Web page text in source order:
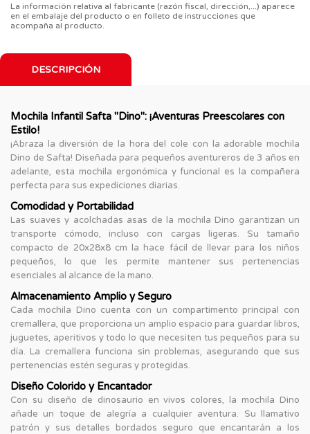
La información relativa al fabricante (razón fiscal, dirección,...) aparece
en el embalaje del producto o en folleto de instrucciones que
acompaña al producto.
DESCRIPCIÓN
Mochila Infantil Safta "Dino": ¡Aventuras Preescolares con
Estilo!
¡Abraza la diversión de la hora del cole con la adorable mochila
Dino de Safta! Diseñada para pequeños aventureros de 3 años en
adelante, esta mochila ergonómica y funcional es la compañera
perfecta para sus expediciones diarias.
Comodidad y Portabilidad
Las suaves y acolchadas asas de la mochila Dino garantizan un
transporte cómodo, incluso con cargas ligeras. Su tamaño
compacto de 20x28x8 cm la hace fácil de llevar para los niños
pequeños, lo que les permite mantener sus pertenencias
esenciales al alcance de la mano.
Almacenamiento Amplio y Seguro
Cada mochila Dino cuenta con un compartimento principal con
cremallera, que proporciona un amplio espacio para guardar libros,
juguetes, aperitivos y todo lo que necesiten tus pequeños para su
día. La cremallera funciona sin problemas, asegurando que sus
pertenencias estén seguras y protegidas.
Diseño Colorido y Encantador
Con su diseño de dinosaurio en vivos colores, la mochila Dino
añade un toque de alegría a cualquier aventura. Su llamativo
patrón y sus detalles bordados seguro que encantarán a los